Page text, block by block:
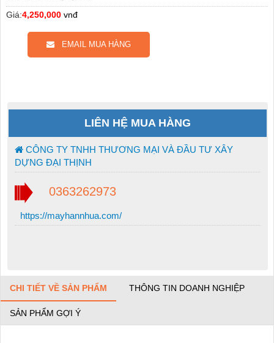
Giá:4,250,000 vnđ
EMAIL MUA HÀNG
LIÊN HỆ MUA HÀNG
CÔNG TY TNHH THƯƠNG MẠI VÀ ĐẦU TƯ XÂY
DỰNG ĐẠI THỊNH
0363262973
https://mayhannhua.com/
CHI TIẾT VỀ SẢN PHẨM THÔNG TIN DOANH NGHIỆP
SẢN PHẨM GỢI Ý